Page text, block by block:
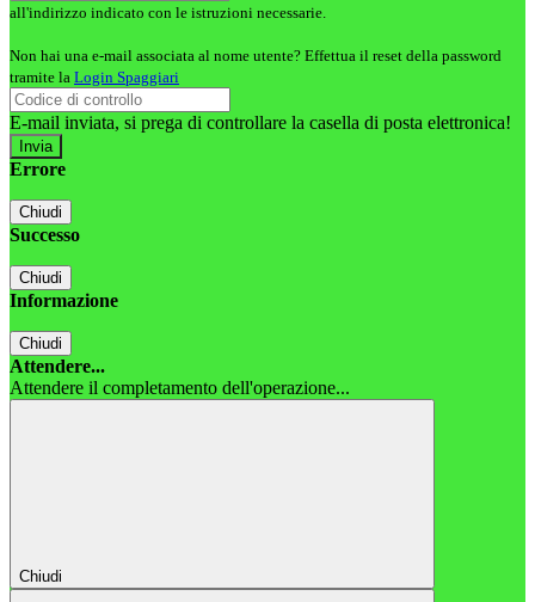
all'indirizzo indicato con le istruzioni necessarie.
Non hai una e-mail associata al nome utente? Effettua il reset della password
tramite la Login Spaggiari
E-mail inviata, si prega di controllare la casella di posta elettronica!
Errore
Chiudi
Successo
Chiudi
Informazione
Chiudi
Attendere...
Attendere il completamento dell'operazione...
Chiudi